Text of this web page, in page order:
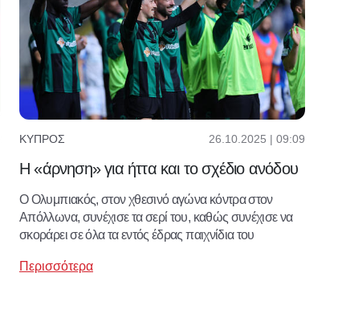
ΚΎΠΡΟΣ 26.10.2025 | 09:09
Η «άρνηση» για ήττα και το σχέδιο ανόδου
Ο Ολυμπιακός, στον χθεσινό αγώνα κόντρα στον
Απόλλωνα, συνέχισε τα σερί του, καθώς συνέχισε να
σκοράρει σε όλα τα εντός έδρας παιχνίδια του
Περισσότερα